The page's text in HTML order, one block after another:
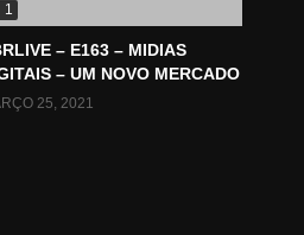
1
– E163 – MIDIAS
– UM NOVO MERCADO
25, 2021